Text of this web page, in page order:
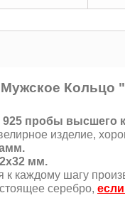
Кольцо
пробы высшего
изделие,
мм.
каждому шагу
серебро,